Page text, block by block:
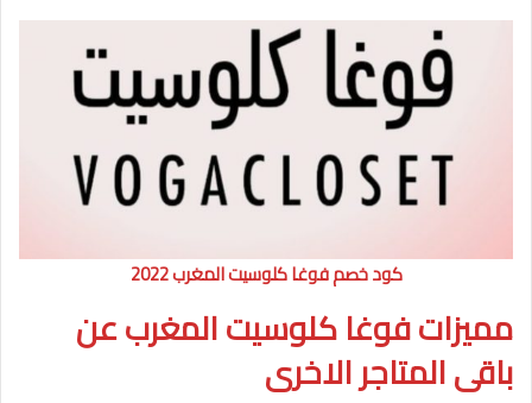
كود خصم فوغا كلوسيت المغرب 2022
مميزات فوغا كلوسيت المغرب عن
باقى المتاجر الاخرى